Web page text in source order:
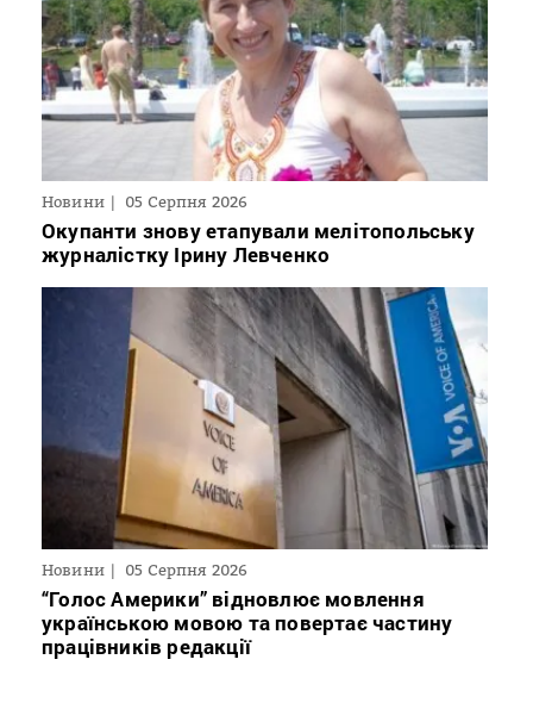
Новини 05 Серпня 2026
Окупанти знову етапували мелітопольську
журналістку Ірину Левченко
Новини 05 Серпня 2026
“Голос Америки” відновлює мовлення
українською мовою та повертає частину
працівників редакції